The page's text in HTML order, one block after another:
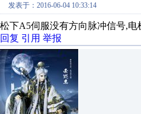
发表于：2016-06-04 10:33:14
松下A5伺服没有方向脉冲信号,电
回复 引用 举报